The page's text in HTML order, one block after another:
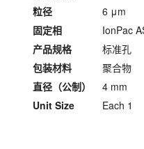
粒径
6 μm
固定相
IonPac
产品规格
标准孔
包装材料
聚合物
直径（公制）
4 mm
Unit Size
Each 1